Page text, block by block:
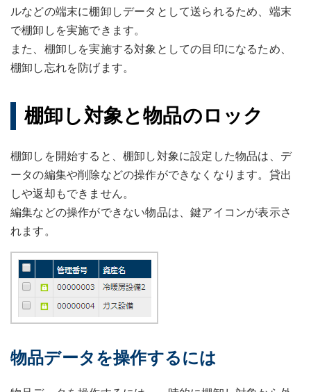
ルなどの端末に棚卸しデータとして送られるため、端末
で棚卸しを実施できます。
また、棚卸しを実施する対象としての目印になるため、
棚卸し忘れを防げます。
棚卸し対象と物品のロック
棚卸しを開始すると、棚卸し対象に設定した物品は、デ
ータの編集や削除などの操作ができなくなります。貸出
しや返却もできません。
編集などの操作ができない物品は、鍵アイコンが表示さ
れます。
物品データを操作するには